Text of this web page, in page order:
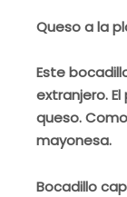
Queso a la
Este
extranjero.
queso.
mayonesa.
Bocadillo